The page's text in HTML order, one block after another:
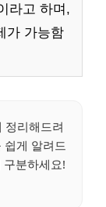
라고 하며,
가 가능함
정리해드려
게 알려드
분하세요!